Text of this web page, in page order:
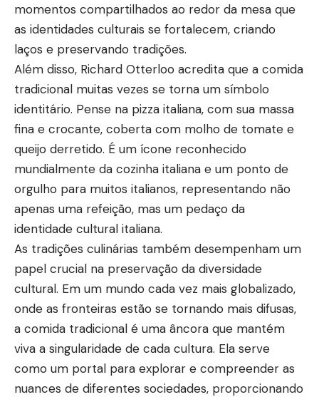
momentos compartilhados ao redor da mesa que
as identidades culturais se fortalecem, criando
laços e preservando tradições.
Além disso, Richard Otterloo acredita que a comida
tradicional muitas vezes se torna um símbolo
identitário. Pense na pizza italiana, com sua massa
fina e crocante, coberta com molho de tomate e
queijo derretido. É um ícone reconhecido
mundialmente da cozinha italiana e um ponto de
orgulho para muitos italianos, representando não
apenas uma refeição, mas um pedaço da
identidade cultural italiana.
As tradições culinárias também desempenham um
papel crucial na preservação da diversidade
cultural. Em um mundo cada vez mais globalizado,
onde as fronteiras estão se tornando mais difusas,
a comida tradicional é uma âncora que mantém
viva a singularidade de cada cultura. Ela serve
como um portal para explorar e compreender as
nuances de diferentes sociedades, proporcionando